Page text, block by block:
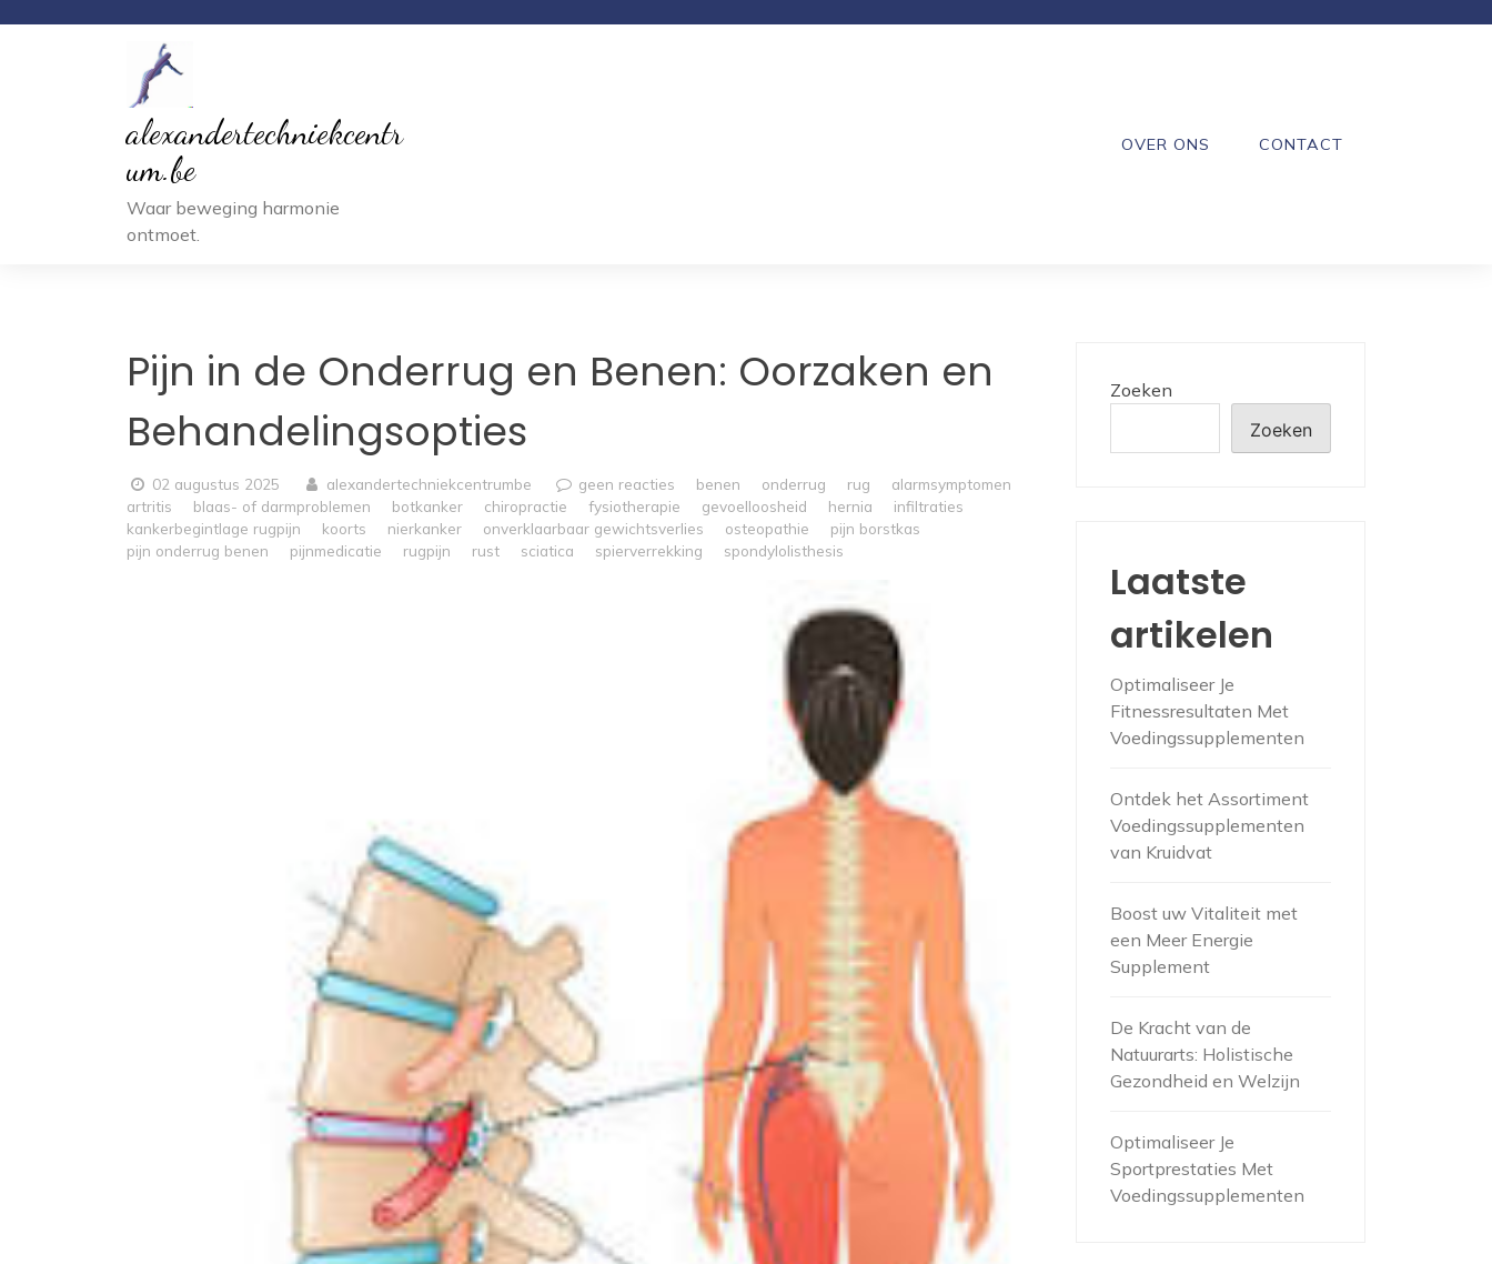
alexandertechniekcentr
um.be
Waar beweging harmonie
ontmoet.
OVER ONS CONTACT
Pijn in de Onderrug en Benen: Oorzaken en
Behandelingsopties
02 augustus 2025 alexandertechniekcentrumbe geen reacties benen onderrug rug
alarmsymptomen
artritis
blaas- of darmproblemen botkanker chiropractie fysiotherapie gevoelloosheid hernia
infiltraties
kankerbegintlage rugpijn
koorts nierkanker onverklaarbaar gewichtsverlies osteopathie
pijn borstkas
pijn onderrug benen
pijnmedicatie rugpijn rust sciatica spierverrekking spondylolisthesis
Zoeken
Zoeken
Laatste
artikelen
Optimaliseer Je
Fitnessresultaten Met
Voedingssupplementen
Ontdek het Assortiment
Voedingssupplementen
van Kruidvat
Boost uw Vitaliteit met
een Meer Energie
Supplement
De Kracht van de
Natuurarts: Holistische
Gezondheid en Welzijn
Optimaliseer Je
Sportprestaties Met
Voedingssupplementen